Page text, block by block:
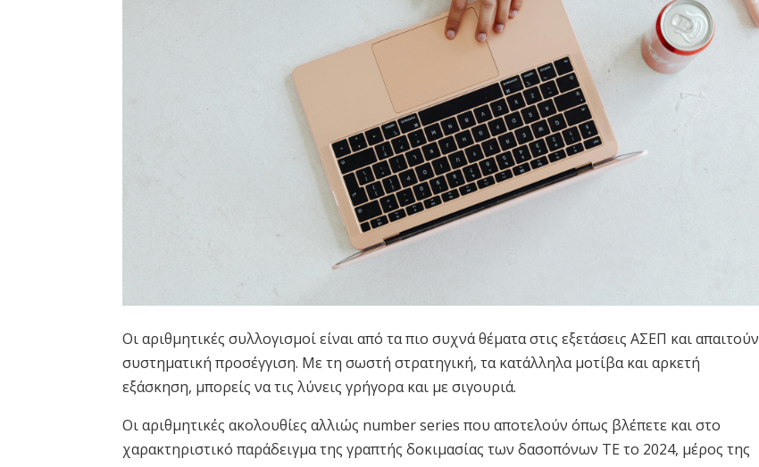
Οι αριθμητικές συλλογισμοί είναι από τα πιο συχνά θέματα στις εξετάσεις ΑΣΕΠ και απαιτούν
συστηματική προσέγγιση. Με τη σωστή στρατηγική, τα κατάλληλα μοτίβα και αρκετή
εξάσκηση, μπορείς να τις λύνεις γρήγορα και με σιγουριά.
Οι αριθμητικές ακολουθίες αλλιώς number series που αποτελούν όπως βλέπετε και στο
χαρακτηριστικό παράδειγμα της γραπτής δοκιμασίας των δασοπόνων ΤΕ το 2024, μέρος της